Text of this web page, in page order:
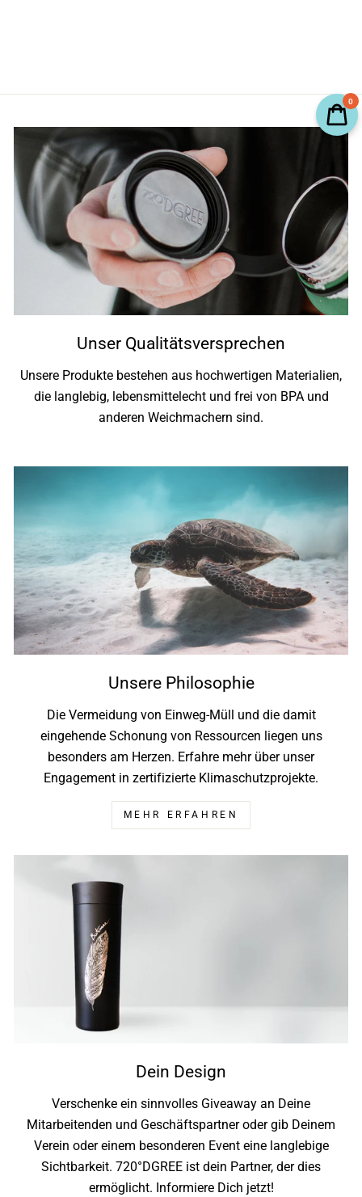
Unser Qualitätsversprechen
Unsere Produkte bestehen aus hochwertigen Materialien,
die langlebig, lebensmittelecht und frei von BPA und
anderen Weichmachern sind.
Unsere Philosophie
Die Vermeidung von Einweg-Müll und die damit
eingehende Schonung von Ressourcen liegen uns
besonders am Herzen. Erfahre mehr über unser
Engagement in zertifizierte Klimaschutzprojekte.
MEHR ERFAHREN
Dein Design
Verschenke ein sinnvolles Giveaway an Deine
Mitarbeitenden und Geschäftspartner oder gib Deinem
Verein oder einem besonderen Event eine langlebige
Sichtbarkeit. 720°DGREE ist dein Partner, der dies
ermöglicht. Informiere Dich jetzt!
0